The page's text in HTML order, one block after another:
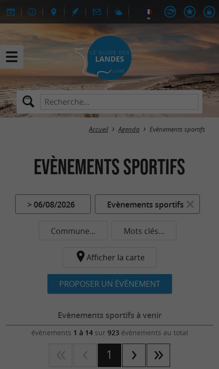
Accueil Agenda Evènements sportifs
Evènements sportifs
> 06/08/2026 Evènements sportifs
Commune... Mots clés...
Afficher la carte
PROPOSER UN ÉVÈNEMENT
Evènements sportifs à venir
évènements 1 à 14sur 923évènements au total
1